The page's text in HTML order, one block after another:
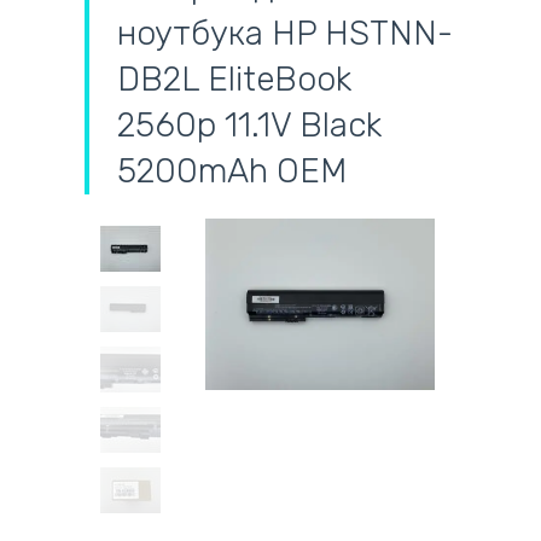
ноутбука HP HSTNN-
DB2L EliteBook
2560p 11.1V Black
5200mAh OEM